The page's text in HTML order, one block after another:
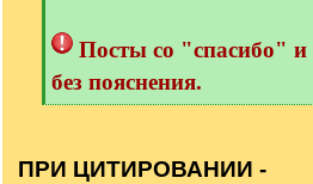
Посты со "спасибо"
без пояснения.
[
]
ПРИ ЦИТИРОВАНИИ -